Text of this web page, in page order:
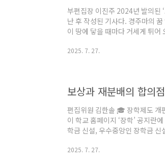
부편집장 이진주 2024년 발의된
난 후 작성된 기사다. 경주마의
이 땅에 닿을 때마다 거세게 튀
쉬이 즐기지 못하게 된 구조를 모
2025. 7. 27.
보상과 재분배의 합의
편집위원 김한솔 🎓 장학제도
이 학교 홈페이지 ‘장학’ 공지란
학금 신설, 우수중앙인 장학금
급액이 학부수석의 경우 30%에
2025. 7. 27.